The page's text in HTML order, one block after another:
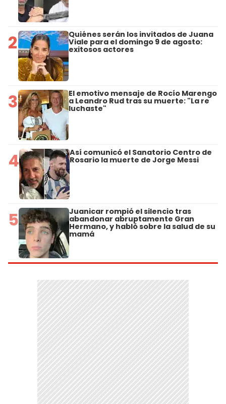
2 Quiénes serán los invitados de Juana
Viale para el domingo 9 de agosto:
exitosos actores
3 El emotivo mensaje de Rocío Marengo
a Leandro Rud tras su muerte: "La re
luchaste"
4 Así comunicó el Sanatorio Centro de
Rosario la muerte de Jorge Messi
5 Juanicar rompió el silencio tras
abandonar abruptamente Gran
Hermano, y habló sobre la salud de su
mamá